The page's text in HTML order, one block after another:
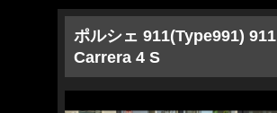
ポルシェ 911(Type991) 911
Carrera 4 S